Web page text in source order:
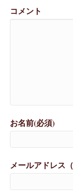
コメント
お名前(必須)
メールアドレス